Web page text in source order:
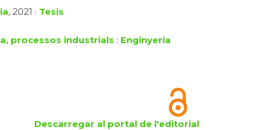
, 2021 · Tesis
processos industrials : Enginyeria
Descarregar al portal de l'editorial